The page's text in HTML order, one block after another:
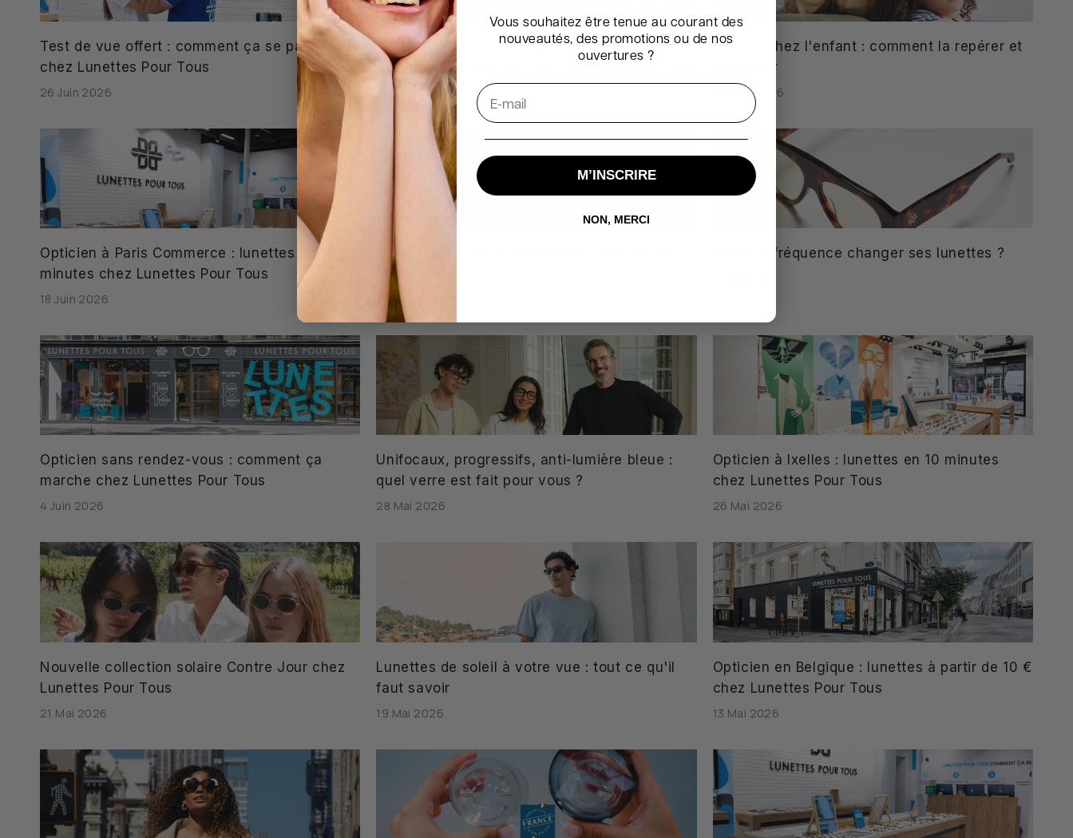
Test de vue offert : comment ça se passe
chez Lunettes Pour Tous
26 Juin 2026
Soldes d'été 2026 en France : -50% sur une
sélection de lunettes chez Lunettes Pour Tous
24 Juin 2026
Myopie chez l'enfant : comment la repérer et
la ralentir
20 Juin 2026
Opticien à Paris Commerce : lunettes en 10
minutes chez Lunettes Pour Tous
18 Juin 2026
Ce que nos clients pensent de Lunettes Pour
Tous
11 Juin 2026
À quelle fréquence changer ses lunettes ?
Opticien sans rendez-vous : comment ça
marche chez Lunettes Pour Tous
4 Juin 2026
Unifocaux, progressifs, anti-lumière bleue :
quel verre est fait pour vous ?
28 Mai 2026
Opticien à Ixelles : lunettes en 10 minutes
chez Lunettes Pour Tous
26 Mai 2026
Nouvelle collection solaire Contre Jour chez
Lunettes Pour Tous
21 Mai 2026
Lunettes de soleil à votre vue : tout ce qu'il
faut savoir
19 Mai 2026
Opticien en Belgique : lunettes à partir de 10 €
chez Lunettes Pour Tous
13 Mai 2026
Vous souhaitez être tenue au courant des
nouveautés, des promotions ou de nos
ouvertures ?
M’INSCRIRE
NON, MERCI